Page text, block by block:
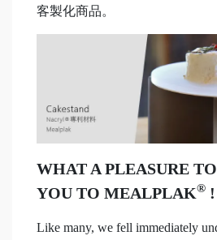
客製化商品。
WHAT A PLEASURE
YOU TO MEALPLAK® !
Like many, we fell immediately